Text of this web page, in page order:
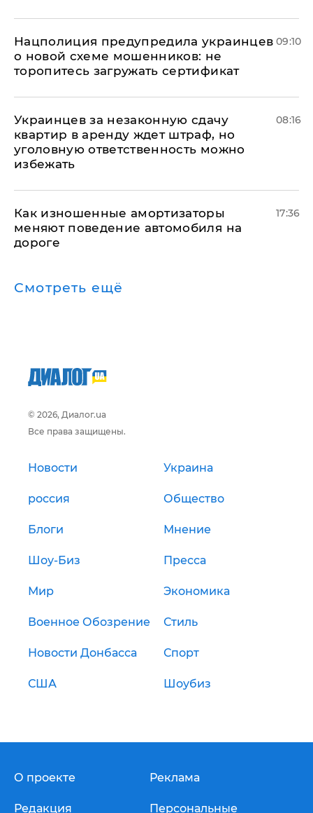
Нацполиция предупредила украинцев
о новой схеме мошенников: не
торопитесь загружать сертификат
09:10
Украинцев за незаконную сдачу
квартир в аренду ждет штраф, но
уголовную ответственность можно
избежать
08:16
Как изношенные амортизаторы
меняют поведение автомобиля на
дороге
17:36
Смотреть ещё
© 2026, Диалог.ua
Все права защищены.
Новости Украина
россия Общество
Блоги Мнение
Шоу-Биз Пресса
Мир Экономика
Военное Обозрение Стиль
Новости Донбасса Спорт
США Шоубиз
О проекте
Редакция
Реклама
Персональные